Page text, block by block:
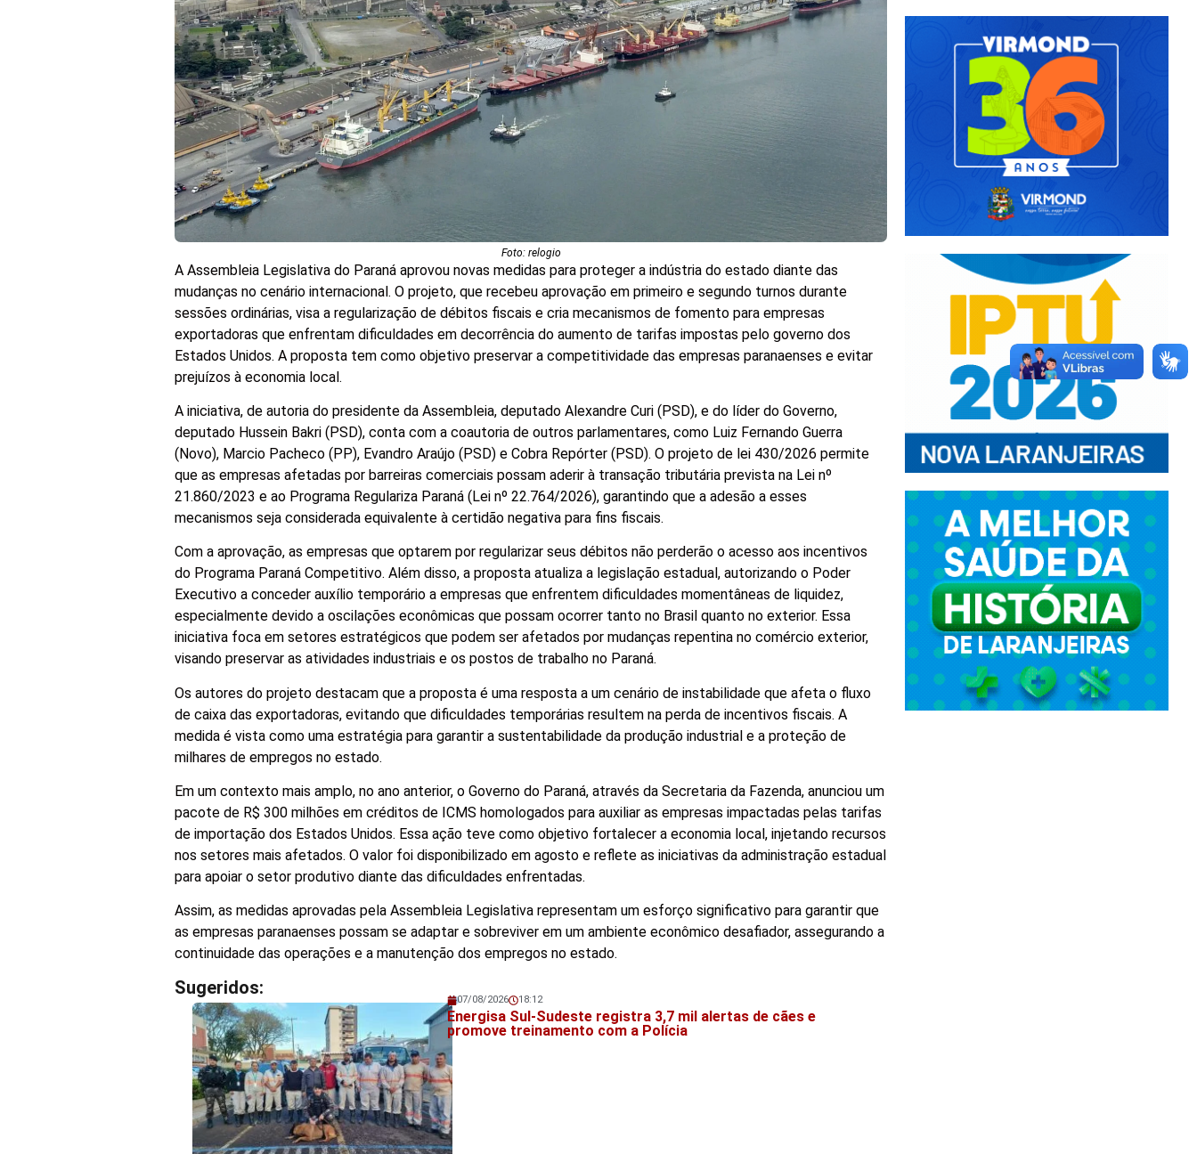
Foto: relogio
A Assembleia Legislativa do Paraná aprovou novas medidas para proteger a indústria do estado diante das
mudanças no cenário internacional. O projeto, que recebeu aprovação em primeiro e segundo turnos durante
sessões ordinárias, visa a regularização de débitos fiscais e cria mecanismos de fomento para empresas
exportadoras que enfrentam dificuldades em decorrência do aumento de tarifas impostas pelo governo dos
Estados Unidos. A proposta tem como objetivo preservar a competitividade das empresas paranaenses e evitar
prejuízos à economia local.
A iniciativa, de autoria do presidente da Assembleia, deputado Alexandre Curi (PSD), e do líder do Governo,
deputado Hussein Bakri (PSD), conta com a coautoria de outros parlamentares, como Luiz Fernando Guerra
(Novo), Marcio Pacheco (PP), Evandro Araújo (PSD) e Cobra Repórter (PSD). O projeto de lei 430/2026 permite
que as empresas afetadas por barreiras comerciais possam aderir à transação tributária prevista na Lei nº
21.860/2023 e ao Programa Regulariza Paraná (Lei nº 22.764/2026), garantindo que a adesão a esses
mecanismos seja considerada equivalente à certidão negativa para fins fiscais.
Com a aprovação, as empresas que optarem por regularizar seus débitos não perderão o acesso aos incentivos
do Programa Paraná Competitivo. Além disso, a proposta atualiza a legislação estadual, autorizando o Poder
Executivo a conceder auxílio temporário a empresas que enfrentem dificuldades momentâneas de liquidez,
especialmente devido a oscilações econômicas que possam ocorrer tanto no Brasil quanto no exterior. Essa
iniciativa foca em setores estratégicos que podem ser afetados por mudanças repentina no comércio exterior,
visando preservar as atividades industriais e os postos de trabalho no Paraná.
Os autores do projeto destacam que a proposta é uma resposta a um cenário de instabilidade que afeta o fluxo
de caixa das exportadoras, evitando que dificuldades temporárias resultem na perda de incentivos fiscais. A
medida é vista como uma estratégia para garantir a sustentabilidade da produção industrial e a proteção de
milhares de empregos no estado.
Em um contexto mais amplo, no ano anterior, o Governo do Paraná, através da Secretaria da Fazenda, anunciou um
pacote de R$ 300 milhões em créditos de ICMS homologados para auxiliar as empresas impactadas pelas tarifas
de importação dos Estados Unidos. Essa ação teve como objetivo fortalecer a economia local, injetando recursos
nos setores mais afetados. O valor foi disponibilizado em agosto e reflete as iniciativas da administração estadual
para apoiar o setor produtivo diante das dificuldades enfrentadas.
Assim, as medidas aprovadas pela Assembleia Legislativa representam um esforço significativo para garantir que
as empresas paranaenses possam se adaptar e sobreviver em um ambiente econômico desafiador, assegurando a
continuidade das operações e a manutenção dos empregos no estado.
Sugeridos:
Veja também!
07/08/2026 18:12
Energisa Sul-Sudeste registra 3,7 mil alertas de cães e
promove treinamento com a Polícia